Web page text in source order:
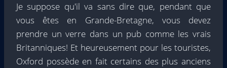
Je suppose qu'il va sans dire que, pendant que
vous êtes en Grande-Bretagne, vous devez
prendre un verre dans un pub comme les vrais
Britanniques! Et heureusement pour les touristes,
Oxford possède en fait certains des plus anciens